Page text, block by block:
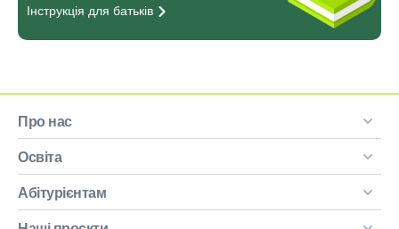
Інструкція для батьків
Про нас
Освіта
Абітурієнтам